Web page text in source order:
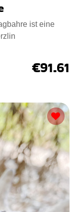
ist eine
€91.61